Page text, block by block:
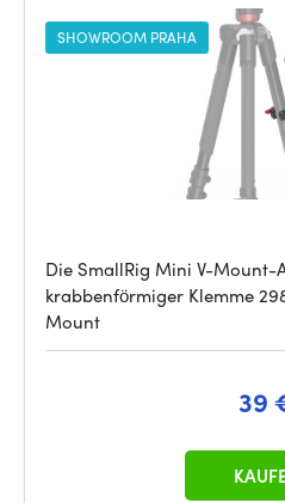
SHOWROOM PRAHA
Die SmallRig Mini V-Mount-
krabbenförmiger Klemme
Mount
39